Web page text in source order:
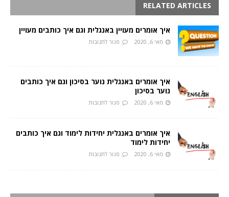
RELATED ARTICLES
איך אומרים מעויין באנגלית וגם איך כותבים מעויין
מאי 6, 2020 סגור לתגובות
איך אומרים באנגלית נוער בסיכון וגם איך כותבים
נוער בסיכון
מאי 6, 2020 סגור לתגובות
איך אומרים באנגלית יחידות לימוד וגם איך כותבים
יחידות לימוד
מאי 6, 2020 סגור לתגובות